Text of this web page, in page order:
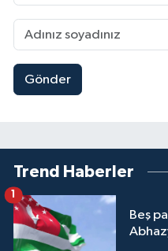
Gönder
Trend Haberler
Beş
1